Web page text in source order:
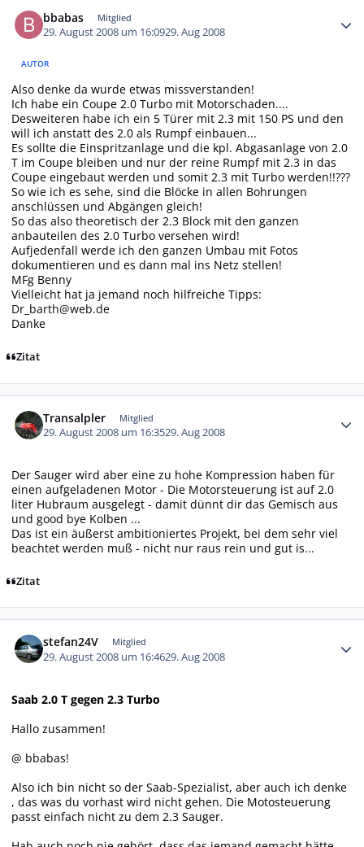
bbabas Mitglied
29. August 2008 um 16:0929. Aug 2008
AUTOR
Also denke da wurde etwas missverstanden!
Ich habe ein Coupe 2.0 Turbo mit Motorschaden....
Desweiteren habe ich ein 5 Türer mit 2.3 mit 150 PS und den
will ich anstatt des 2.0 als Rumpf einbauen...
Es sollte die Einspritzanlage und die kpl. Abgasanlage von 2.0
T im Coupe bleiben und nur der reine Rumpf mit 2.3 in das
Coupe eingebaut werden und somit 2.3 mit Turbo werden!!???
So wie ich es sehe, sind die Blöcke in allen Bohrungen
anschlüssen und Abgängen gleich!
So das also theoretisch der 2.3 Block mit den ganzen
anbauteilen des 2.0 Turbo versehen wird!
Aufjedenfall werde ich den ganzen Umbau mit Fotos
dokumentieren und es dann mal ins Netz stellen!
MFg Benny
Vielleicht hat ja jemand noch hilfreiche Tipps:
Dr_barth@web.de
Danke
Zitat
Transalpler Mitglied
29. August 2008 um 16:3529. Aug 2008
Der Sauger wird aber eine zu hohe Kompression haben für
einen aufgeladenen Motor - Die Motorsteuerung ist auf 2.0
liter Hubraum ausgelegt - damit dünnt dir das Gemisch aus
und good bye Kolben ...
Das ist ein äußerst ambitioniertes Projekt, bei dem sehr viel
beachtet werden muß - nicht nur raus rein und gut is...
Zitat
stefan24V Mitglied
29. August 2008 um 16:4629. Aug 2008
Saab 2.0 T gegen 2.3 Turbo
Hallo zusammen!
@ bbabas!
Also ich bin nicht so der Saab-Spezialist, aber auch ich denke
, das was du vorhast wird nicht gehen. Die Motosteuerung
passt einfach nicht zu dem 2.3 Sauger.